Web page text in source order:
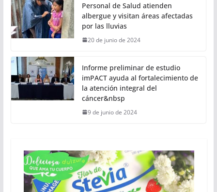
Personal de Salud atienden
albergue y visitan áreas afectadas
por las lluvias
20 de junio de 2024
Informe preliminar de estudio
imPACT ayuda al fortalecimiento de
la atención integral del
cáncer&nbsp
9 de junio de 2024